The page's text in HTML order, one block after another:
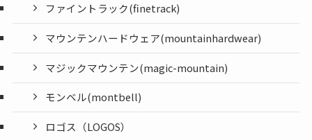
ファイントラック(finetrack)
マウンテンハードウェア(mountainhardwear)
マジックマウンテン(magic-mountain)
モンベル(montbell)
ロゴス（LOGOS）